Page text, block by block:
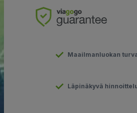
Maailmanluokan
Läpinäkyvä